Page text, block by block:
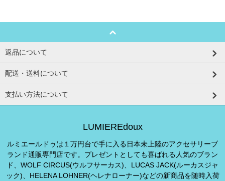
返品について
配送・送料について
支払い方法について
LUMIEREdoux
ルミエールドゥは１万円台で手に入る日本未上陸のアクセサリーブ
ランド通販専門店です。プレゼントとしても喜ばれる人気のブラン
ド、WOLF CIRCUS(ウルフサーカス)、LUCAS JACK(ルーカスジャ
ック)、HELENA LOHNER(ヘレナローナー)などの新商品を随時入荷